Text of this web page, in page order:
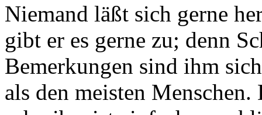
Niemand läßt sich gerne
gibt er es gerne zu; denn
Bemerkungen sind ihm
als den meisten